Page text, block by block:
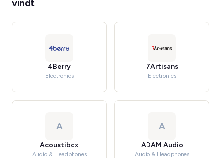
vindt
4Berry
Electronics
7Artisans
Electronics
A
Acoustibox
Audio & Headphones
A
ADAM Audio
Audio & Headphones